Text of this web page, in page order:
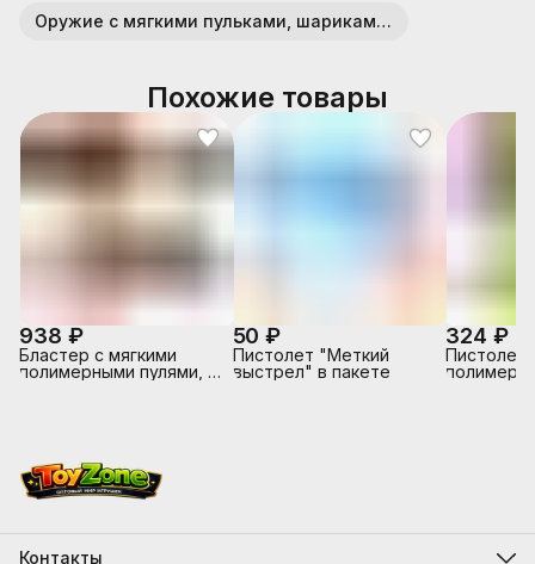
Оружие с мягкими пульками, шариками, присосками, дисками
Похожие товары
938 ₽
Бластер с мягкими
полимерными пулями, в
50 ₽
Пистолет "Меткий
выстрел" в пакете
324 ₽
Пистолет
Контакты